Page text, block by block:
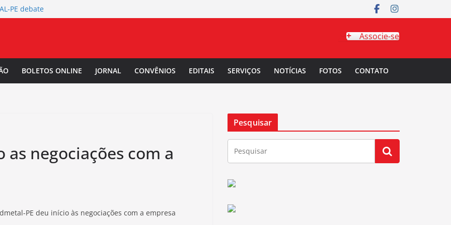
PE debate
Mulher Negra
da
Salarial
Associe-se
BOLETOS ONLINE JORNAL CONVÊNIOS EDITAIS SERVIÇOS NOTÍCIAS FOTOS CONTATO
negociações com a
PE deu início às negociações com a empresa
Pesquisar